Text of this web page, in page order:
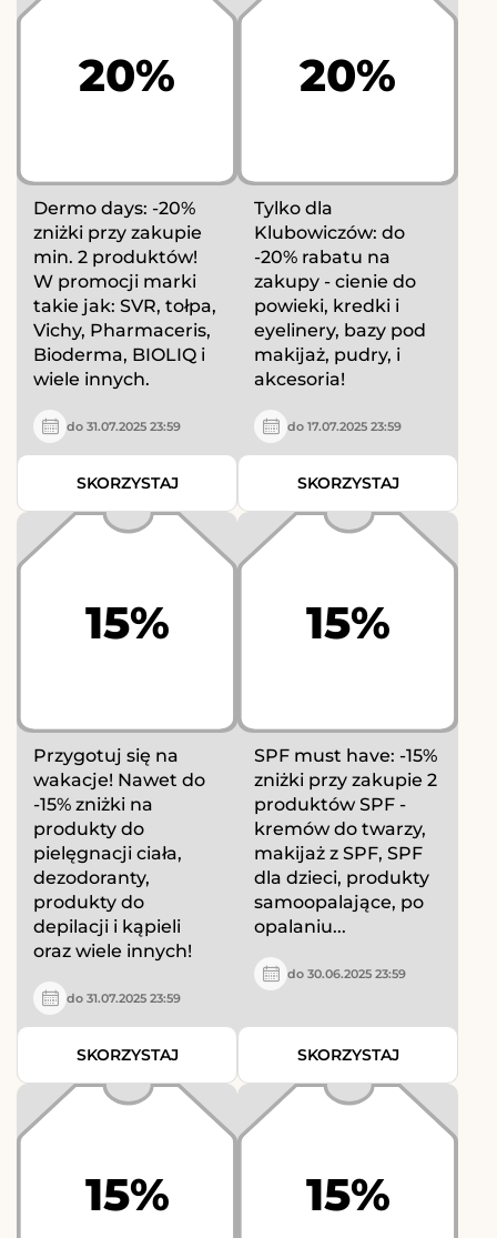
20%
Dermo days: -20%
zniżki przy zakupie
min. 2 produktów!
W promocji marki
takie jak: SVR, tołpa,
Vichy, Pharmaceris,
Bioderma, BIOLIQ i
wiele innych.
do 31.07.2025 23:59
SKORZYSTAJ
20%
Tylko dla
Klubowiczów: do
-20% rabatu na
zakupy - cienie do
powieki, kredki i
eyelinery, bazy pod
makijaż, pudry, i
akcesoria!
do 17.07.2025 23:59
SKORZYSTAJ
15%
Przygotuj się na
wakacje! Nawet do
-15% zniżki na
produkty do
pielęgnacji ciała,
dezodoranty,
produkty do
depilacji i kąpieli
oraz wiele innych!
do 31.07.2025 23:59
SKORZYSTAJ
15%
SPF must have: -15%
zniżki przy zakupie 2
produktów SPF -
kremów do twarzy,
makijaż z SPF, SPF
dla dzieci, produkty
samoopalające, po
opalaniu...
do 30.06.2025 23:59
SKORZYSTAJ
15% 15%